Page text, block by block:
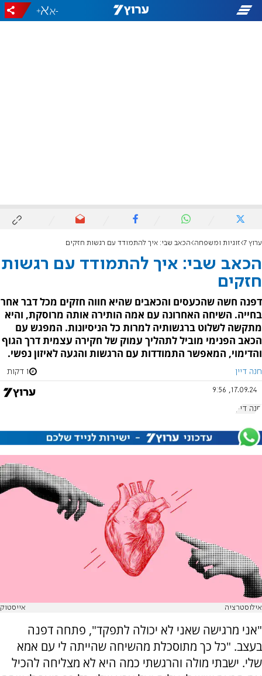
-
+
ערוץ 7 זוגיות ומשפחה הכאב שבי: איך להתמודד עם רגשות חזקים
הכאב שבי: איך להתמודד עם רגשות
חזקים
דפנה חשה שהכעסים והכאבים שהיא חווה חזקים מכל דבר אחר
בחייה. השיחה האחרונה עם אמה הותירה אותה מרוסקת, והיא
מתקשה לשלוט ברגשותיה למרות כל הניסיונות. המפגש עם
הכאב הפנימי מוביל לתהליך עמוק של חקירה עצמית דרך הגוף
והדימוי, המאפשר התמודדות עם הרגשות והגעה לאיזון נפשי.
חנה דיין 1 דקות
17.09.24, 9:56
חנה דיין
אילוסטרציה אייסטוק
"אני מרגישה שאני לא יכולה לתפקד", פתחה דפנה
בעצב. "כל כך מתוסכלת מהשיחה שהייתה לי עם אמא
שלי. ישבתי מולה והרגשתי כמה היא לא מצליחה להכיל